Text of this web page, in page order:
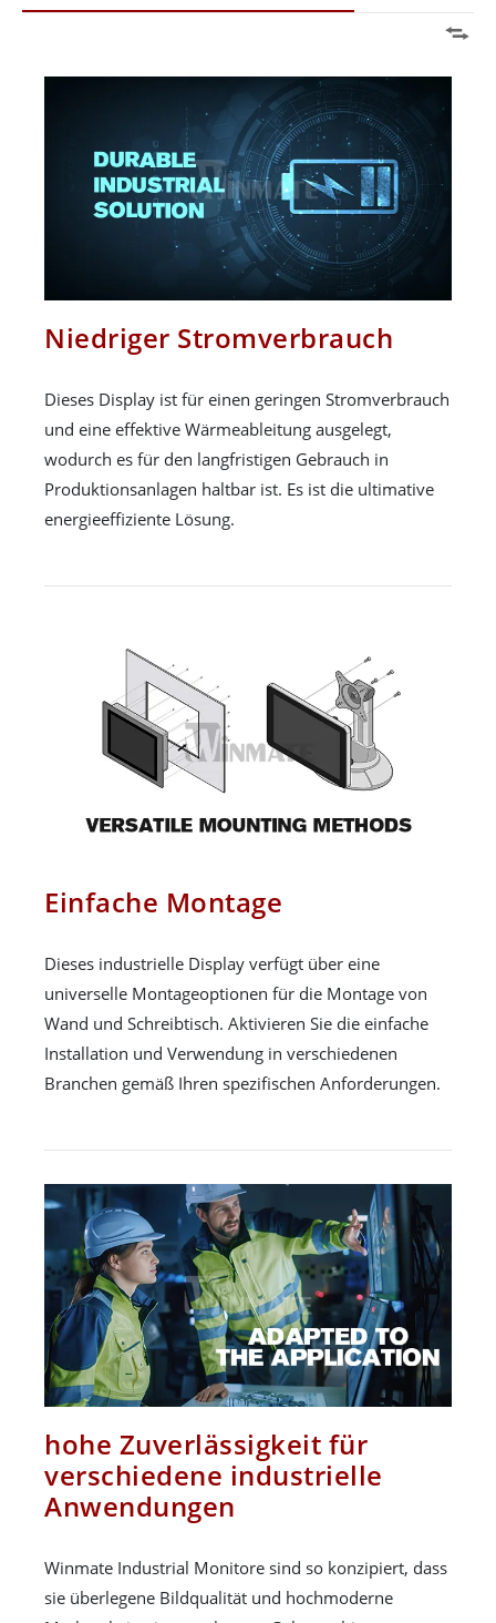
Niedriger Stromverbrauch
Dieses Display ist für einen geringen Stromverbrauch
und eine effektive Wärmeableitung ausgelegt,
wodurch es für den langfristigen Gebrauch in
Produktionsanlagen haltbar ist. Es ist die ultimative
energieeffiziente Lösung.
Einfache Montage
Dieses industrielle Display verfügt über eine
universelle Montageoptionen für die Montage von
Wand und Schreibtisch. Aktivieren Sie die einfache
Installation und Verwendung in verschiedenen
Branchen gemäß Ihren spezifischen Anforderungen.
hohe Zuverlässigkeit für
verschiedene industrielle
Anwendungen
Winmate Industrial Monitore sind so konzipiert, dass
sie überlegene Bildqualität und hochmoderne